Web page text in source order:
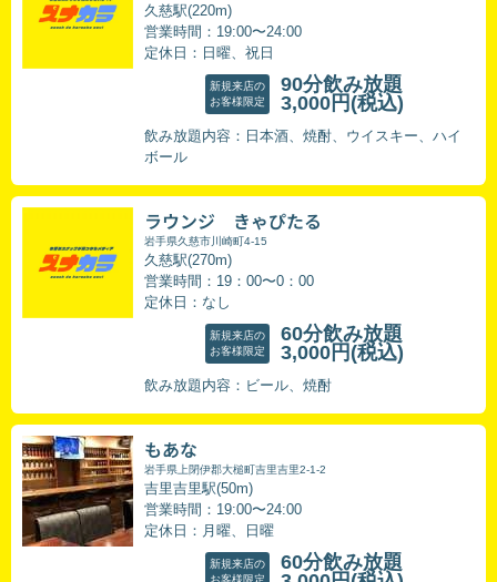
久慈駅(220m)
営業時間：19:00〜24:00
定休日：日曜、祝日
新規来店の
お客様限定
90分飲み放題
3,000円 (税込)
飲み放題内容：日本酒、焼酎、ウイスキー、ハイ
ボール
ラウンジ きゃぴたる
岩手県久慈市川崎町4-15
久慈駅(270m)
営業時間：19：00〜0：00
定休日：なし
新規来店の
お客様限定
60分飲み放題
3,000円 (税込)
飲み放題内容：ビール、焼酎
もあな
岩手県上閉伊郡大槌町吉里吉里2-1-2
吉里吉里駅(50m)
営業時間：19:00〜24:00
定休日：月曜、日曜
新規来店の
お客様限定
60分飲み放題